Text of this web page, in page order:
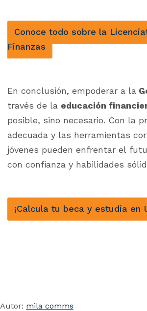
Conoce todo sobre la
Finanzas
En conclusión, empoderar a la
través de la educación
posible, sino necesario. Con la
adecuada y las herramientas
jóvenes pueden enfrentar el
con confianza y habilidades
¡Calcula tu beca y estudia en
Autor: mila comms